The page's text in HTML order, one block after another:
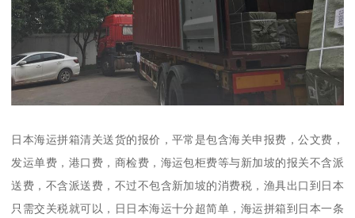
日本海运拼箱清关送货的报价，平常是包含海关申报费，公文费，
发运单费，港口费，商检费，海运包柜费等与新加坡的报关不含派
送费，不含派送费，不过不包含新加坡的消费税，渔具出口到日本
只需交关税就可以，日日本海运十分超简单，海运拼箱到日本一条